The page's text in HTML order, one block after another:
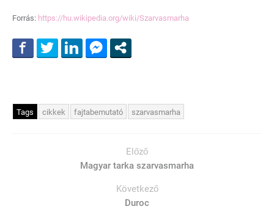
Forrás: https://hu.wikipedia.org/wiki/Szarvasmarha
Tags cikkek fajtabemutató szarvasmarha
Előző
Magyar tarka szarvasmarha
Következő
Duroc